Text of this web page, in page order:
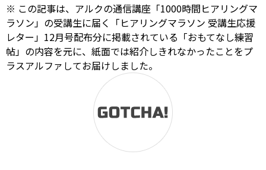
※ この記事は、アルクの通信講座「1000時間ヒアリングマ
ラソン」の受講生に届く「ヒアリングマラソン 受講生応援
レター」12月号配布分に掲載されている「おもてなし練習
帖」の内容を元に、紙面では紹介しきれなかったことをプ
ラスアルファしてお届けしました。